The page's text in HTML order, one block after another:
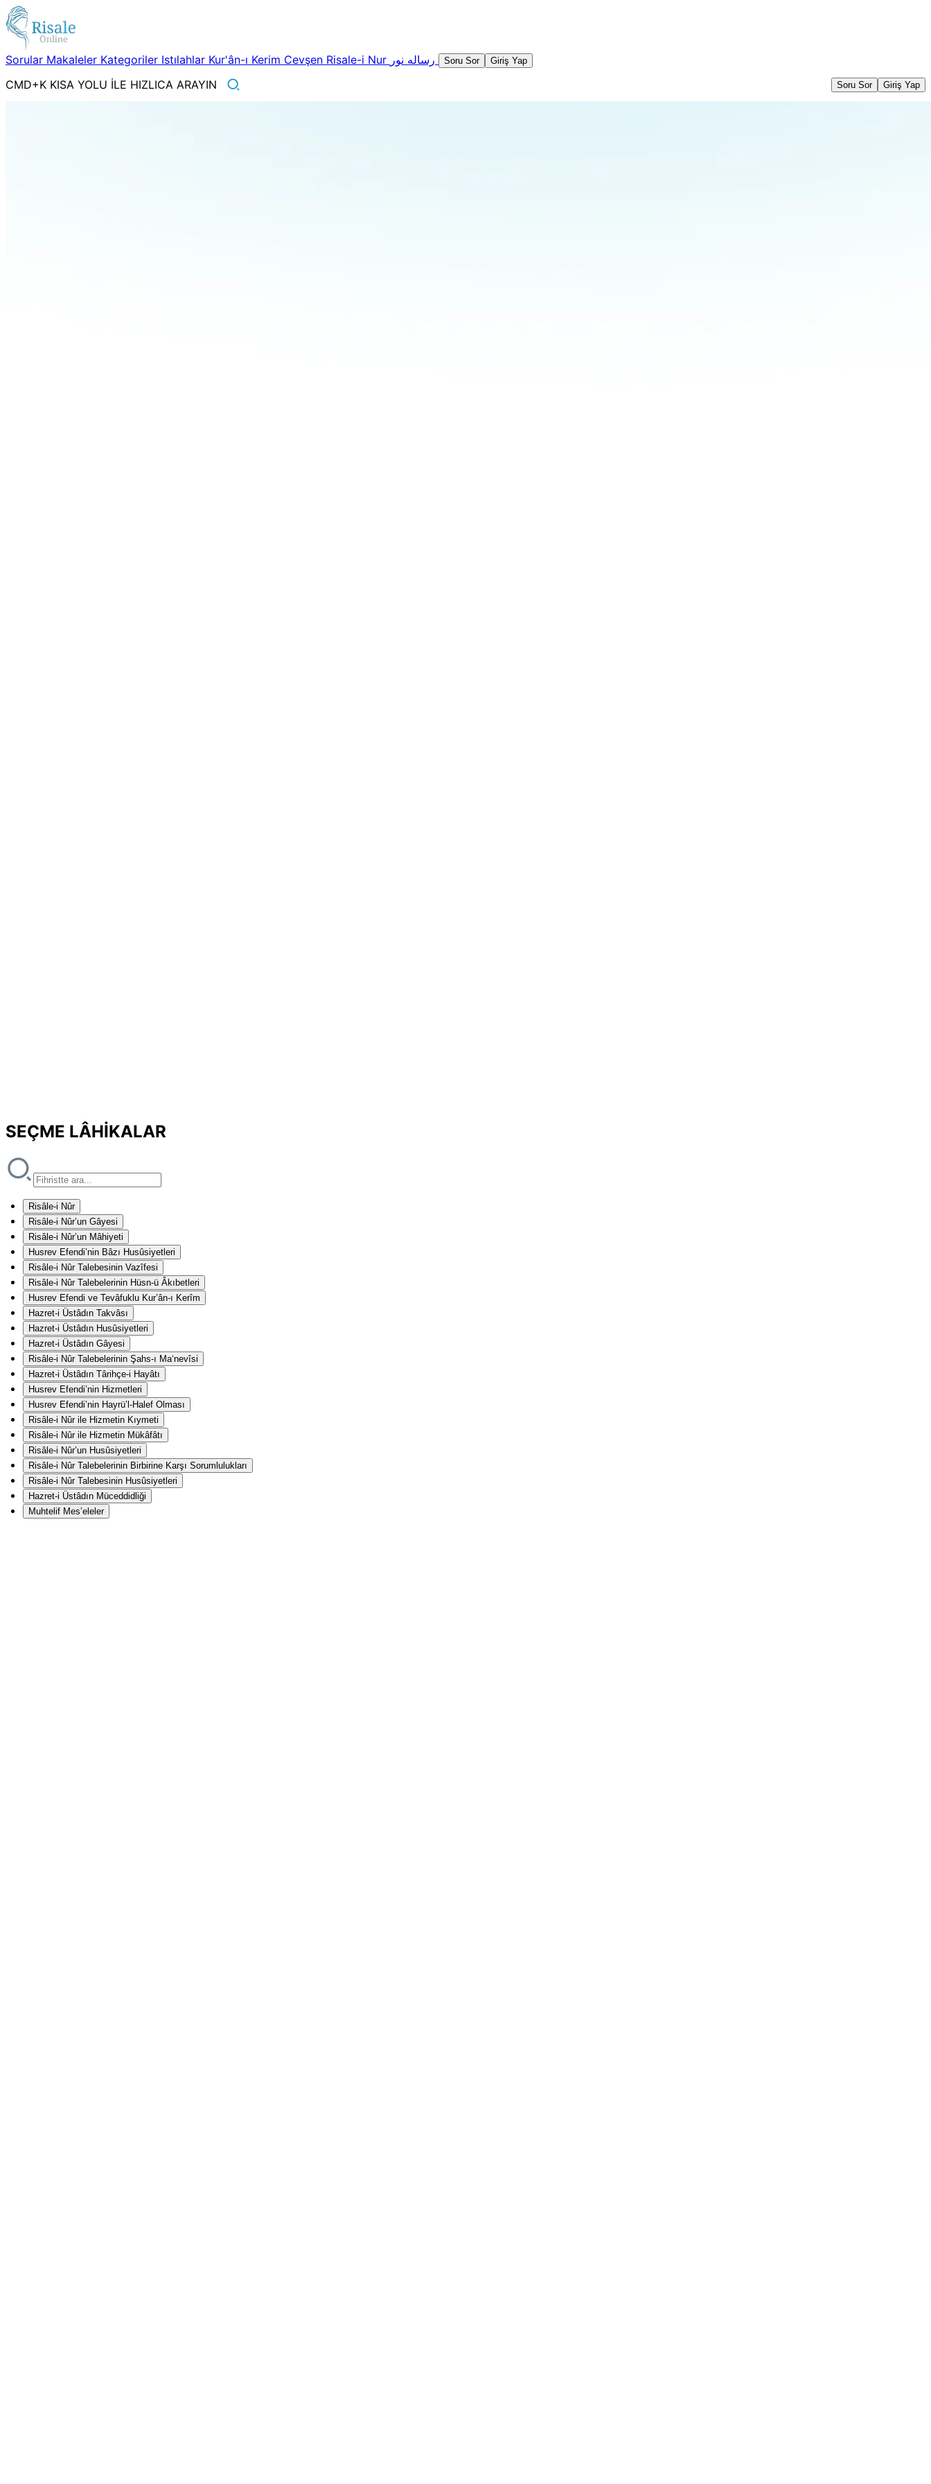
Sorular Makaleler Kategoriler Istılahlar Kur'ân-ı Kerim Cevşen Risale-i Nur Soru Sor Giriş Yap
CMD+K KISA YOLU İLE HIZLICA ARAYIN Soru Sor Giriş Yap
SEÇME LÂHİKALAR
Risâle-i Nûr
Risâle-i Nûr’un Gâyesi
Risâle-i Nûr’un Mâhiyeti
Husrev Efendi’nin Bâzı Husûsiyetleri
Risâle-i Nûr Talebesinin Vazîfesi
Risâle-i Nûr Talebelerinin Hüsn-ü Âkıbetleri
Husrev Efendi ve Tevâfuklu Kur’ân-ı Kerîm
Hazret-i Üstâdın Takvâsı
Hazret-i Üstâdın Husûsiyetleri
Hazret-i Üstâdın Gâyesi
Risâle-i Nûr Talebelerinin Şahs-ı Ma‘nevîsi
Hazret-i Üstâdın Târihçe-i Hayâtı
Husrev Efendi’nin Hizmetleri
Husrev Efendi’nin Hayrü’l-Halef Olması
Risâle-i Nûr ile Hizmetin Kıymeti
Risâle-i Nûr ile Hizmetin Mükâfâtı
Risâle-i Nûr’un Husûsiyetleri
Risâle-i Nûr Talebelerinin Birbirine Karşı Sorumlulukları
Risâle-i Nûr Talebesinin Husûsiyetleri
Hazret-i Üstâdın Müceddidliği
Muhtelif Mes’eleler